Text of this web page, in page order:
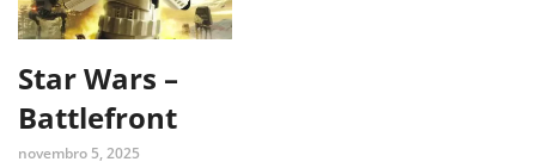
Star Wars –
Battlefront
novembro 5, 2025